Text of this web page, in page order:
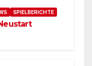
SPIELBERICHTE